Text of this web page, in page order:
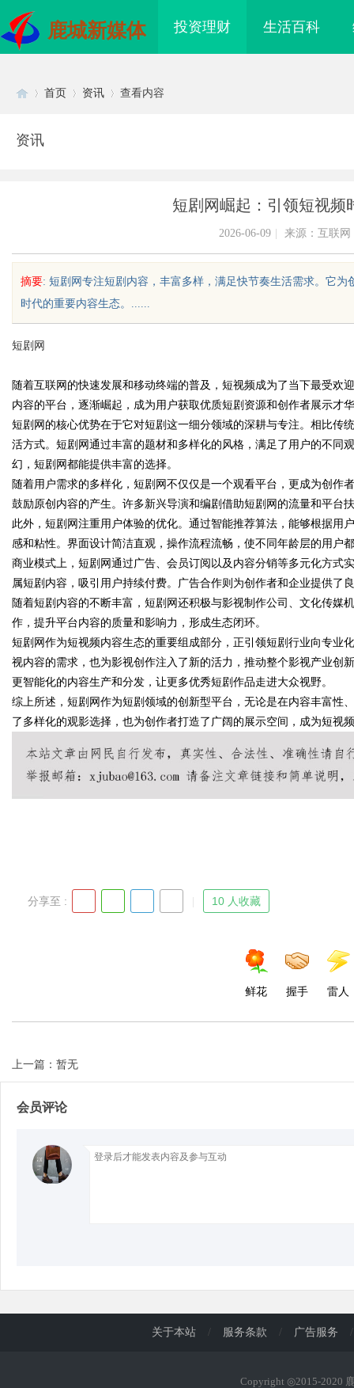
鹿城新媒体 投资理财 生活百科
uz
!
d
首页 资讯 查看内容
资讯
短剧网崛起：引领短视频
2026-06-09 来源：互联网
摘要: 短剧网专注短剧内容，丰富多样，满足快节奏生活需求。它
时代的重要内容生态。......
短剧网
随着互联网的快速发展和移动终端的普及，短视频成为了当下最受欢
内容的平台，逐渐崛起，成为用户获取优质短剧资源和创作者展示才
短剧网的核心优势在于它对短剧这一细分领域的深耕与专注。相比传
活方式。短剧网通过丰富的题材和多样化的风格，满足了用户的不同
幻，短剧网都能提供丰富的选择。
随着用户需求的多样化，短剧网不仅仅是一个观看平台，更成为创作
鼓励原创内容的产生。许多新兴导演和编剧借助短剧网的流量和平台
此外，短剧网注重用户体验的优化。通过智能推荐算法，能够根据用
感和粘性。界面设计简洁直观，操作流程流畅，使不同年龄层的用户
商业模式上，短剧网通过广告、会员订阅以及内容分销等多元化方式
属短剧内容，吸引用户持续付费。广告合作则为创作者和企业提供了
随着短剧内容的不断丰富，短剧网还积极与影视制作公司、文化传媒
作，提升平台内容的质量和影响力，形成生态闭环。
短剧网作为短视频内容生态的重要组成部分，正引领短剧行业向专业
视内容的需求，也为影视创作注入了新的活力，推动整个影视产业创
更智能化的内容生产和分发，让更多优秀短剧作品走进大众视野。
综上所述，短剧网作为短剧领域的创新型平台，无论是在内容丰富性
了多样化的观影选择，也为创作者打造了广阔的展示空间，成为短视
分享至 : 10 人收藏
鲜花 握手 雷人
上一篇：暂无
会员评论
式算电协同解决方案
关于本站 / 服务条款 / 广告服务 /
Copyright ◎2015-2020